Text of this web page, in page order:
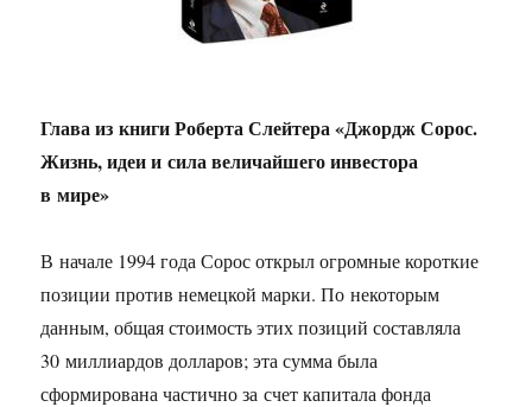
Глава из книги Роберта Слейтера «Джордж Сорос.
Жизнь, идеи и сила величайшего инвестора
в мире»
В начале 1994 года Сорос открыл огромные короткие
позиции против немецкой марки. По некоторым
данным, общая стоимость этих позиций составляла
30 миллиардов долларов; эта сумма была
сформирована частично за счет капитала фонда